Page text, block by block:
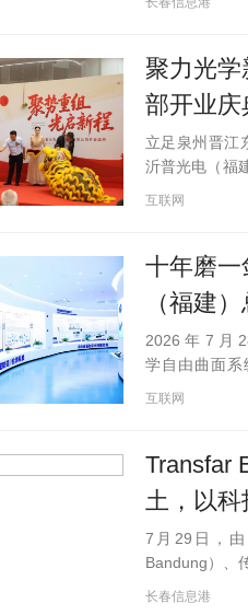
聚力光
部开业庆
立足泉州晋江
沂普光电（福
年 7 月 27 日
互联网
十年磨
（福建
2026 年 7 月
学自由曲面
（福建）有
互联网
Transfar
土，以
续发展
三技举
7月29日，
Bandung）、
纺织服装监管
长春信息港